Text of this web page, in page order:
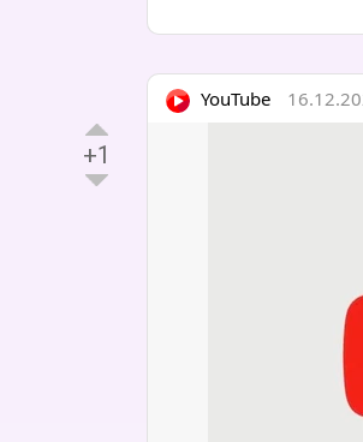
YouTube
+1